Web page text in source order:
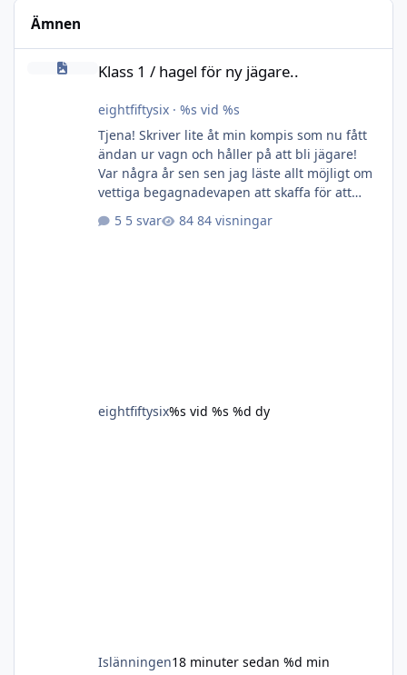
Ämnen
Klass 1 / hagel för ny jägare..
Klass 1 / hagel för ny jägare..
eightfiftysix· %s vid %s
Tjena! Skriver lite åt min kompis som nu fått
ändan ur vagn och håller på att bli jägare!
Var några år sen sen jag läste allt möjligt om
vettiga begagnadevapen att skaffa för att
komma igång omgående. Vill få med honom
ut på jakter i vinter då jag redan vet att han
5 svar 84 visningar
eightfiftysix%s vid %s %d dy
Islänningen18 minuter sedan %d min